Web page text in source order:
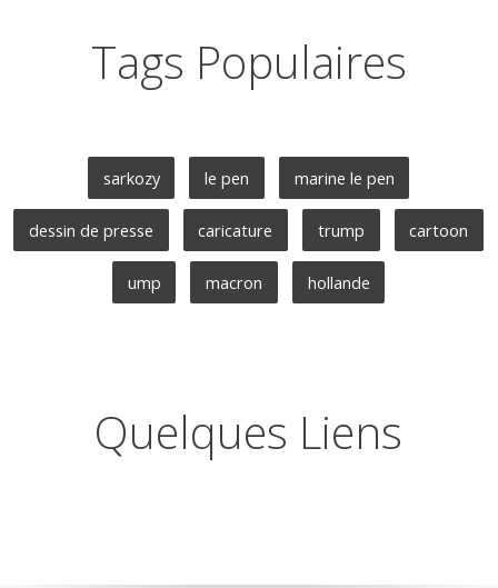
Tags Populaires
sarkozy le pen marine le pen
dessin de presse caricature trump cartoon
ump macron hollande
Quelques Liens